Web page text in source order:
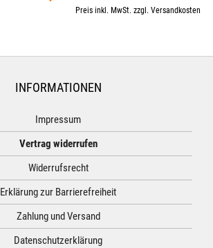
Preis inkl. MwSt. zzgl. Versandkosten
INFORMATIONEN
Impressum
Vertrag widerrufen
Widerrufsrecht
Erklärung zur Barrierefreiheit
Zahlung und Versand
Datenschutzerklärung